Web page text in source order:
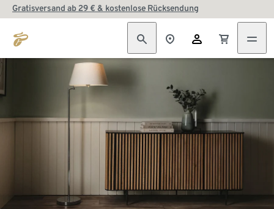
Gratisversand ab 29 € & kostenlose Rücksendung